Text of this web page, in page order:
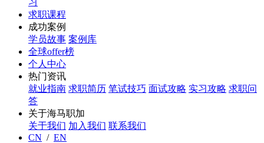
习
求职课程
成功案例
学员故事 案例库
全球offer榜
个人中心
热门资讯
就业指南 求职简历 笔试技巧 面试攻略 实习攻略 求职问
答
关于海马职加
关于我们 加入我们 联系我们
CN / EN